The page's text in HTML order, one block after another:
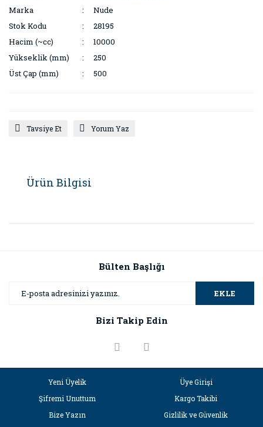
Marka
Nude
Stok Kodu
28195
Hacim (~cc)
10000
Yükseklik (mm)
250
Üst Çap (mm)
500
Tavsiye Et Yorum Yaz
Ürün Bilgisi
Bülten Başlığı
EKLE
Bizi Takip Edin
Yeni Üyelik
Üye Girişi
Şifremi Unuttum
Kargo Takibi
Bize Yazın
Gizlilik ve Güvenlik